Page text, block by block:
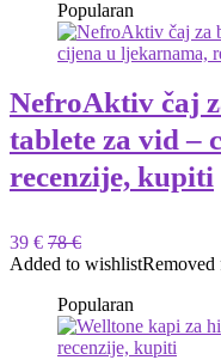
Popularan
NefroAktiv čaj
tablete za vid –
recenzije, kupiti
39 € 78 €
Added to wishlist
Popularan